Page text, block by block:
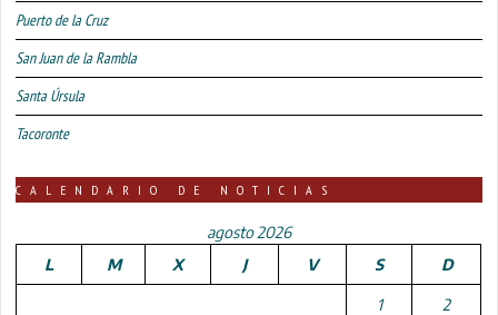
Puerto de la Cruz
San Juan de la Rambla
Santa Úrsula
Tacoronte
CALENDARIO DE NOTICIAS
agosto 2026
L
M X J V S D
1 2